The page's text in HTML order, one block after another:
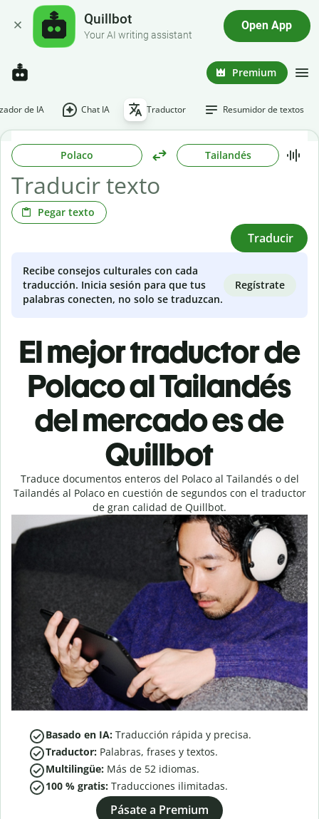
Quillbot
Your AI writing assistant
Open App
Premium
de IA Chat IA Traductor Resumidor de textos
Polaco Tailandés
Pegar texto
Traducir
Recibe consejos culturales con cada
traducción. Inicia sesión para que tus
palabras conecten, no solo se traduzcan.
Regístrate
El mejor traductor de
Polaco al Tailandés
del mercado es de
Quillbot
Traduce documentos enteros del Polaco al Tailandés o del
Tailandés al Polaco en cuestión de segundos con el traductor
de gran calidad de Quillbot.
Basado en IA: Traducción rápida y precisa.
Traductor: Palabras, frases y textos.
Multilingüe: Más de 52 idiomas.
100 % gratis: Traducciones ilimitadas.
Pásate a Premium